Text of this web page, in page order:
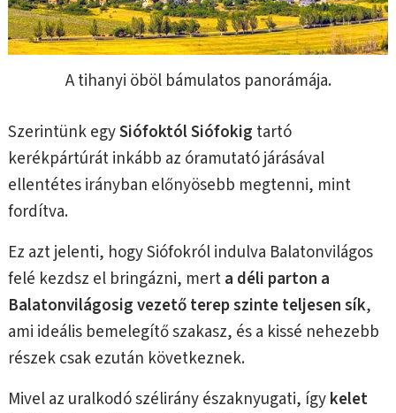
A tihanyi öböl bámulatos panorámája.
Szerintünk egySiófoktól Siófokig tartó
kerékpártúrát inkább az óramutató járásával
ellentétes irányban előnyösebb megtenni, mint
fordítva.
Ez azt jelenti, hogy Siófokról indulva Balatonvilágos
felé kezdsz el bringázni, merta déli parton a
Balatonvilágosig vezető terep szinte teljesen sík,
ami ideális bemelegítő szakasz, és a kissé nehezebb
részek csak ezután következnek.
Mivel az uralkodó szélirány északnyugati, ígykelet